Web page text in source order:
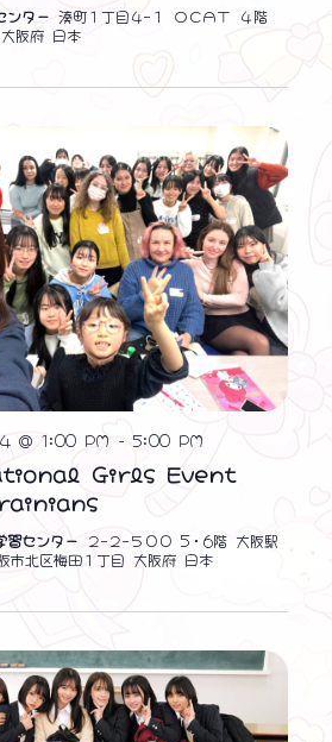
ンター湊町１丁目４−１ ＯＣＡＴ ４階
阪府 日本
Girls Event
@ 1:00 PM -5:00 PM
習センター ２−２−５００ 5・6階 大阪駅
市北区梅田１丁目 大阪府 日本